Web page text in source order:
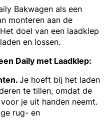
Bakwagen als een
monteren aan de
doel van een laadklep
en lossen.
Daily met Laadklep:
Je hoeft bij het laden
te tillen, omdat de
je uit handen neemt.
rug- en